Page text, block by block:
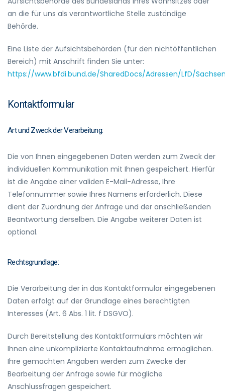
an die für uns als verantwortliche Stelle zuständige
Behörde.
Eine Liste der Aufsichtsbehörden (für den nichtöffentlichen
Bereich) mit Anschrift finden Sie unter:
https://www.bfdi.bund.de/SharedDocs/Adressen/LfD/
Kontaktformular
Art und Zweck der Verarbeitung:
Die von Ihnen eingegebenen Daten werden zum Zweck der
individuellen Kommunikation mit Ihnen gespeichert. Hierfür
ist die Angabe einer validen E-Mail-Adresse, Ihre
Telefonnummer sowie Ihres Namens erforderlich. Diese
dient der Zuordnung der Anfrage und der anschließenden
Beantwortung derselben. Die Angabe weiterer Daten ist
optional.
Rechtsgrundlage:
Die Verarbeitung der in das Kontaktformular eingegebenen
Daten erfolgt auf der Grundlage eines berechtigten
Interesses (Art. 6 Abs. 1 lit. f DSGVO).
Durch Bereitstellung des Kontaktformulars möchten wir
Ihnen eine unkomplizierte Kontaktaufnahme ermöglichen.
Ihre gemachten Angaben werden zum Zwecke der
Bearbeitung der Anfrage sowie für mögliche
Anschlussfragen gespeichert.